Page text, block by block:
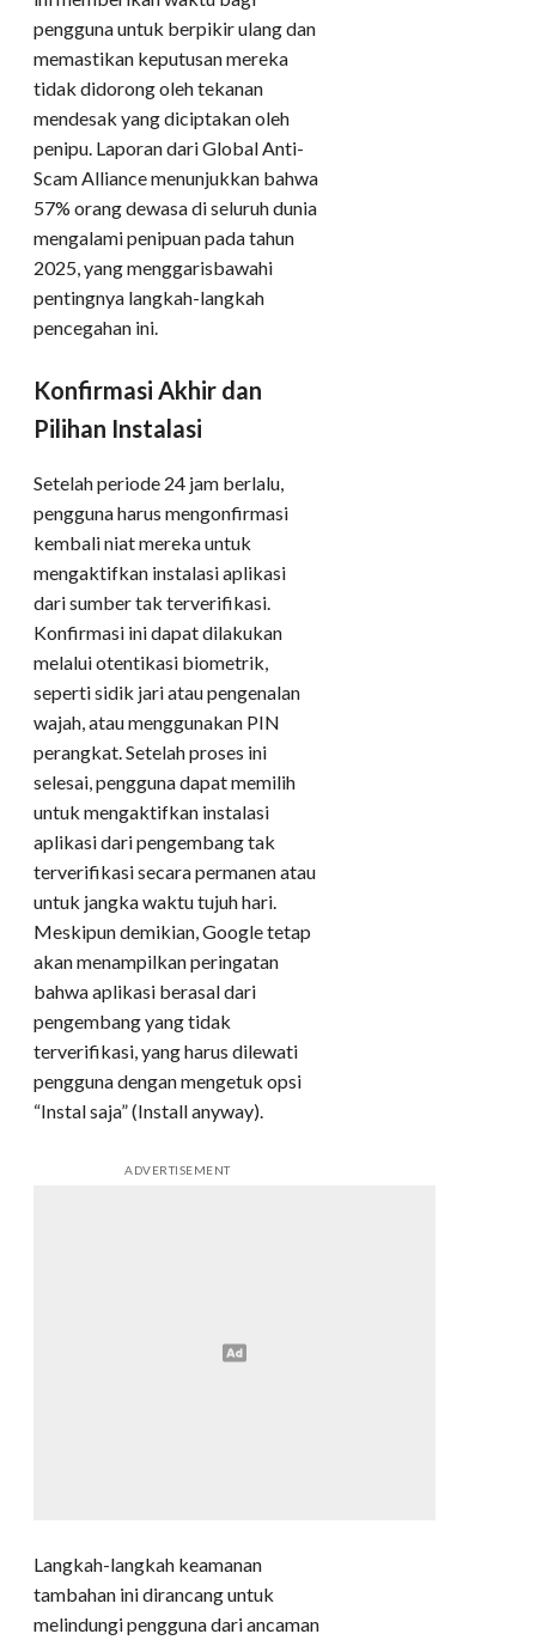
pengguna untuk berpikir ulang dan
memastikan keputusan mereka
tidak didorong oleh tekanan
mendesak yang diciptakan oleh
penipu. Laporan dari Global Anti-
Scam Alliance menunjukkan bahwa
57% orang dewasa di seluruh dunia
mengalami penipuan pada tahun
2025, yang menggarisbawahi
pentingnya langkah-langkah
pencegahan ini.
Konfirmasi Akhir dan
Pilihan Instalasi
Setelah periode 24 jam berlalu,
pengguna harus mengonfirmasi
kembali niat mereka untuk
mengaktifkan instalasi aplikasi
dari sumber tak terverifikasi.
Konfirmasi ini dapat dilakukan
melalui otentikasi biometrik,
seperti sidik jari atau pengenalan
wajah, atau menggunakan PIN
perangkat. Setelah proses ini
selesai, pengguna dapat memilih
untuk mengaktifkan instalasi
aplikasi dari pengembang tak
terverifikasi secara permanen atau
untuk jangka waktu tujuh hari.
Meskipun demikian, Google tetap
akan menampilkan peringatan
bahwa aplikasi berasal dari
pengembang yang tidak
terverifikasi, yang harus dilewati
pengguna dengan mengetuk opsi
“Instal saja” (Install anyway).
ADVERTISEMENT
Langkah-langkah keamanan
tambahan ini dirancang untuk
melindungi pengguna dari ancaman